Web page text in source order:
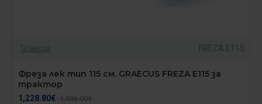
Graecus FREZA E115
Фреза лек тип 115 см. GRAECUS FREZA E115 за
трактор
1,228.80€ 1,536.00€